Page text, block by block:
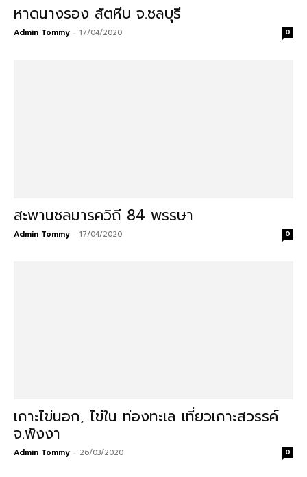
หาดนางรอง สัตหีบ จ.ชลบุรี
Admin Tommy - 17/04/2020 0
สะพานชลมารควิถี 84 พรรษา
Admin Tommy - 17/04/2020 0
เกาะไข่นอก, ไข่ใน ท่องทะเล เที่ยวเกาะสวรรค์
จ.พังงา
Admin Tommy - 26/03/2020 0